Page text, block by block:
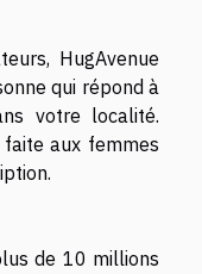
HugAvenue
qui répond à
votre localité.
aux femmes
de 10 millions